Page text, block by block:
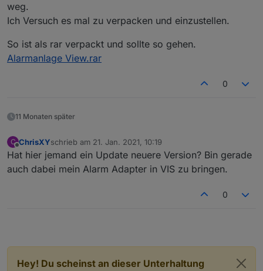
Grüße
weg.
Ich Versuch es mal zu verpacken und einzustellen.
So ist als rar verpackt und sollte so gehen.
Alarmanlage View.rar
0
11 Monaten später
C
Offline
ChrisXYschrieb am 21. Jan. 2021, 10:19
zuletzt editiert von
Hat hier jemand ein Update neuere Version? Bin gerade
auch dabei mein Alarm Adapter in VIS zu bringen.
0
Hey! Du scheinst an dieser Unterhaltung